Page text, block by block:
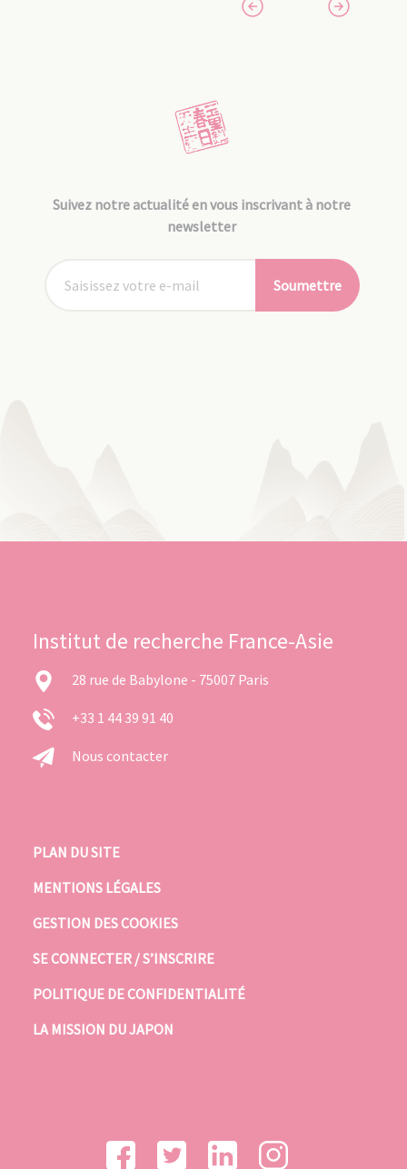
Suivez notre actualité en vous inscrivant à notre
newsletter
Soumettre
Institut de recherche France-Asie
28 rue de Babylone - 75007 Paris
+33 1 44 39 91 40
Nous contacter
PLAN DU SITE
MENTIONS LÉGALES
GESTION DES COOKIES
SE CONNECTER / S’INSCRIRE
POLITIQUE DE CONFIDENTIALITÉ
LA MISSION DU JAPON